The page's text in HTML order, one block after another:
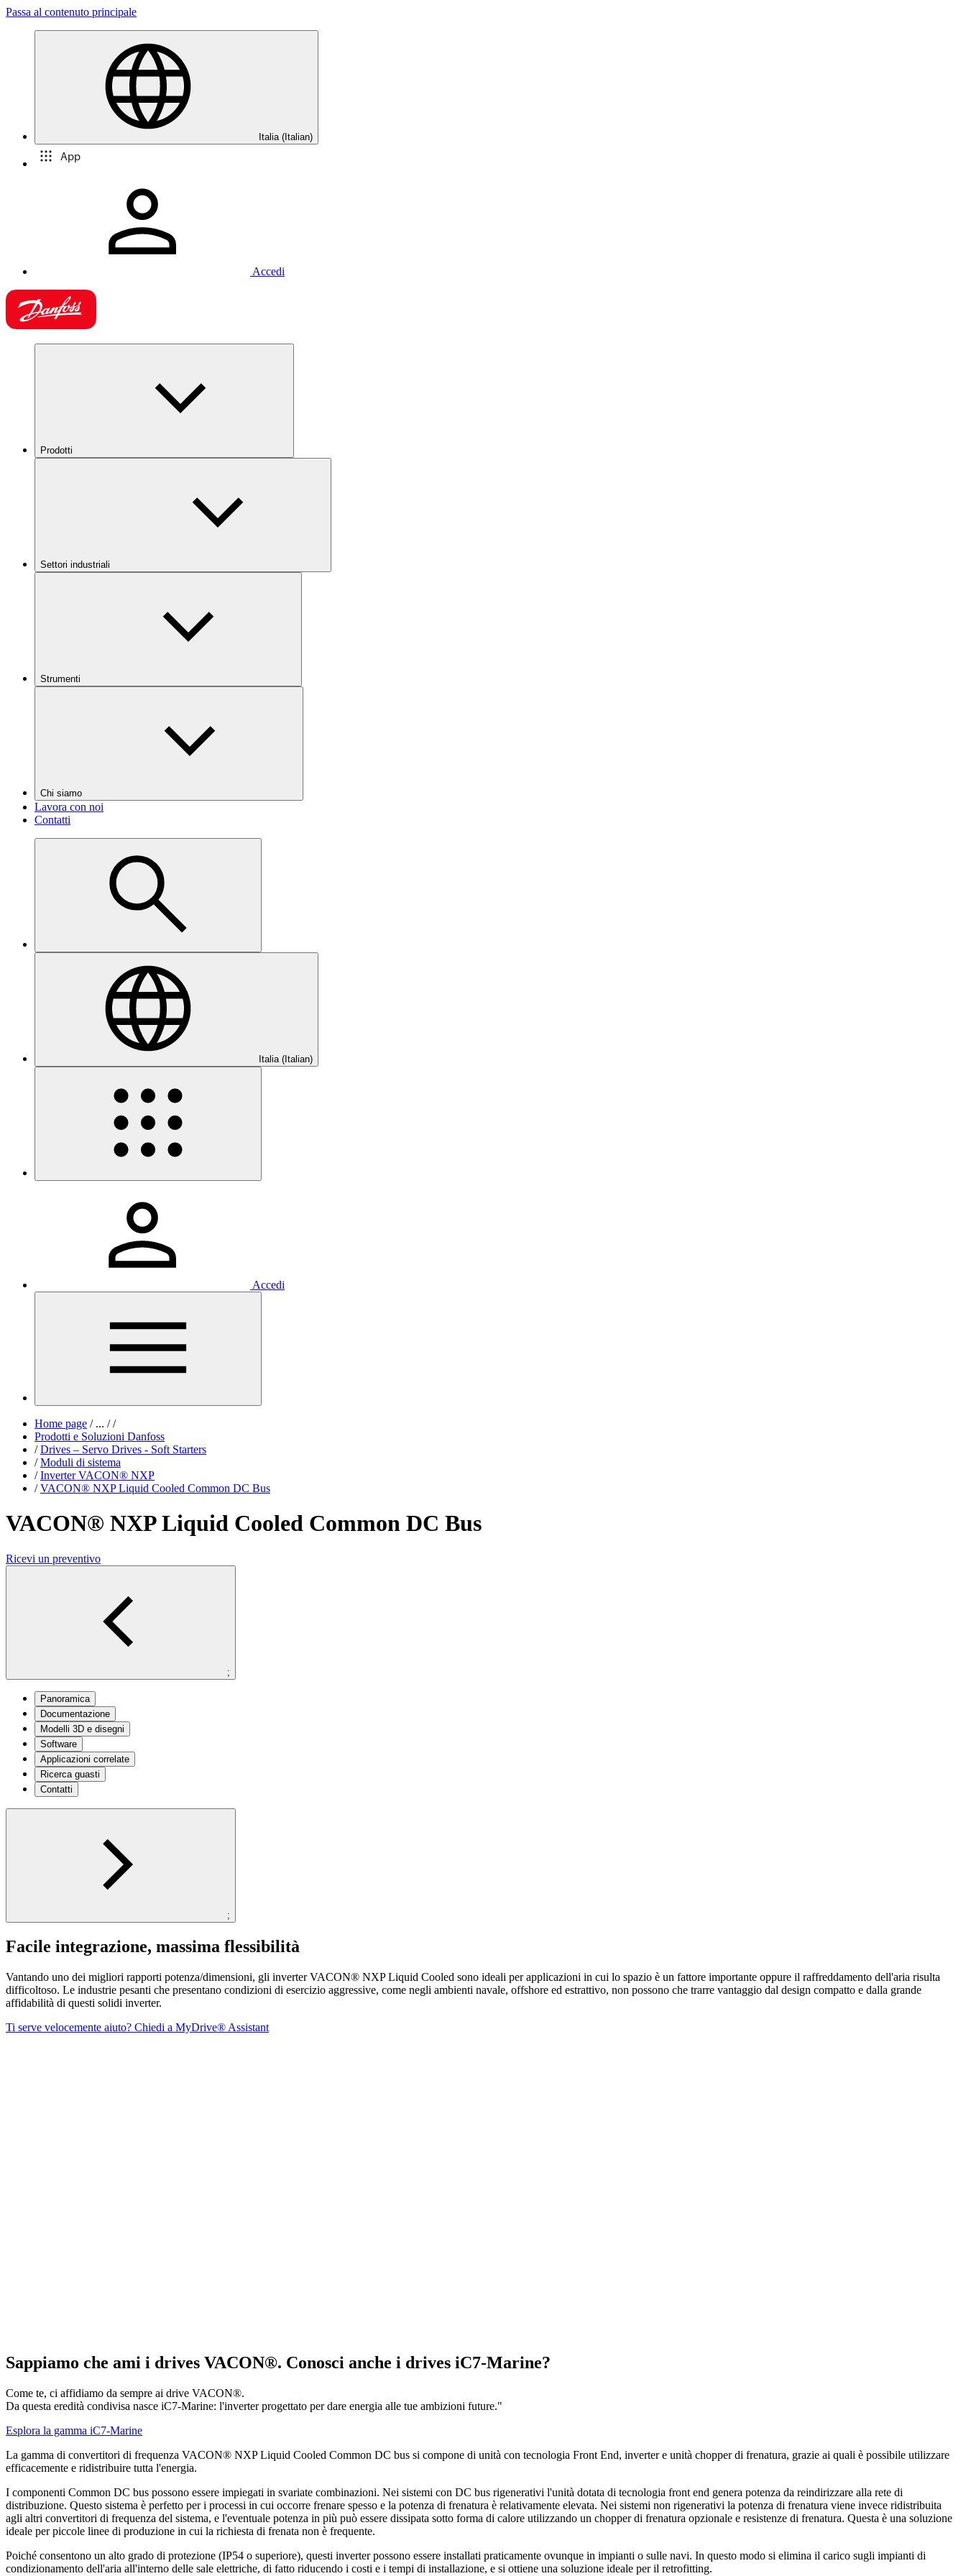
Passa al contenuto principale
Italia (Italian)
App
Accedi
Prodotti
Settori industriali
Strumenti
Chi siamo
Lavora con noi
Contatti
Italia (Italian)
Accedi
Home page /... / /
Prodotti e Soluzioni Danfoss
/ Drives – Servo Drives - Soft Starters
/ Moduli di sistema
/ Inverter VACON® NXP
/ VACON® NXP Liquid Cooled Common DC Bus
VACON® NXP Liquid Cooled Common DC Bus
Ricevi un preventivo
;
Panoramica
Documentazione
Modelli 3D e disegni
Software
Applicazioni correlate
Ricerca guasti
Contatti
;
Facile integrazione, massima flessibilità
Vantando uno dei migliori rapporti potenza/dimensioni, gli inverter VACON® NXP Liquid Cooled sono ideali per applicazioni in cui lo spazio è un fattore importante oppure il raffreddamento dell'aria risulta
difficoltoso. Le industrie pesanti che presentano condizioni di esercizio aggressive, come negli ambienti navale, offshore ed estrattivo, non possono che trarre vantaggio dal design compatto e dalla grande
affidabilità di questi solidi inverter.
Ti serve velocemente aiuto? Chiedi a MyDrive® Assistant
Sappiamo che ami i drives VACON®. Conosci anche i drives iC7-Marine?
Come te, ci affidiamo da sempre ai drive VACON®.
Da questa eredità condivisa nasce iC7-Marine: l'inverter progettato per dare energia alle tue ambizioni future."
Esplora la gamma iC7-Marine
La gamma di convertitori di frequenza VACON® NXP Liquid Cooled Common DC bus si compone di unità con tecnologia Front End, inverter e unità chopper di frenatura, grazie ai quali è possibile utilizzare
efficacemente e ridistribuire tutta l'energia.
I componenti Common DC bus possono essere impiegati in svariate combinazioni. Nei sistemi con DC bus rigenerativi l'unità dotata di tecnologia front end genera potenza da reindirizzare alla rete di
distribuzione. Questo sistema è perfetto per i processi in cui occorre frenare spesso e la potenza di frenatura è relativamente elevata. Nei sistemi non rigenerativi la potenza di frenatura viene invece ridistribuita
agli altri convertitori di frequenza del sistema, e l'eventuale potenza in più può essere dissipata sotto forma di calore utilizzando un chopper di frenatura opzionale e resistenze di frenatura. Questa è una soluzione
ideale per piccole linee di produzione in cui la richiesta di frenata non è frequente.
Poiché consentono un alto grado di protezione (IP54 o superiore), questi inverter possono essere installati praticamente ovunque in impianti o sulle navi. In questo modo si elimina il carico sugli impianti di
condizionamento dell'aria all'interno delle sale elettriche, di fatto riducendo i costi e i tempi di installazione, e si ottiene una soluzione ideale per il retrofitting.